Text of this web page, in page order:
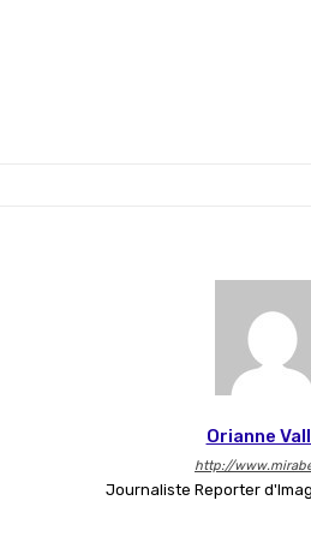
Orianne
http://
Journaliste Reporter